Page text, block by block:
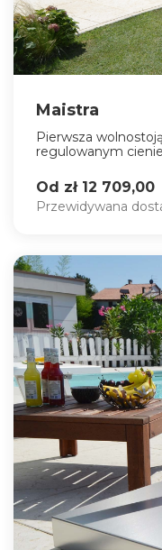
Maistra
Pierwsza
regulowanym
Od zł 12 709,00
Przewidywana